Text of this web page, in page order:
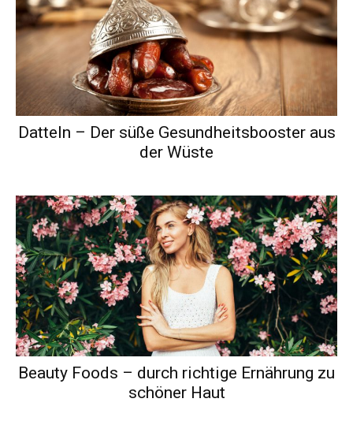
Datteln – Der süße Gesundheitsbooster aus
der Wüste
Beauty Foods – durch richtige Ernährung zu
schöner Haut